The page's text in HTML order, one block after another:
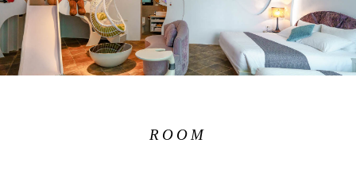
ROOM